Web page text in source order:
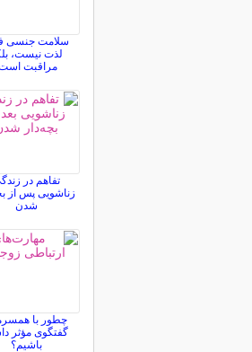
سلامت جنسی
لذت نیست،
مراقبت
تفاهم در
زناشویی پس از
شدن
چطور با
گفتگوی مؤثر
باشیم؟